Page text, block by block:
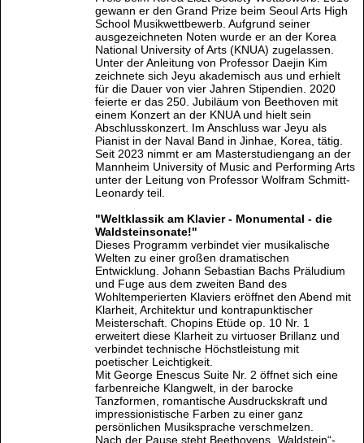
gewann er den Grand Prize beim Seoul Arts High
School Musikwettbewerb. Aufgrund seiner
ausgezeichneten Noten wurde er an der Korea
National University of Arts (KNUA) zugelassen.
Unter der Anleitung von Professor Daejin Kim
zeichnete sich Jeyu akademisch aus und erhielt
für die Dauer von vier Jahren Stipendien. 2020
feierte er das 250. Jubiläum von Beethoven mit
einem Konzert an der KNUA und hielt sein
Abschlusskonzert. Im Anschluss war Jeyu als
Pianist in der Naval Band in Jinhae, Korea, tätig.
Seit 2023 nimmt er am Masterstudiengang an der
Mannheim University of Music and Performing Arts
unter der Leitung von Professor Wolfram Schmitt-
Leonardy teil.
"Weltklassik am Klavier - Monumental - die
Waldsteinsonate!"
Dieses Programm verbindet vier musikalische
Welten zu einer großen dramatischen
Entwicklung. Johann Sebastian Bachs Präludium
und Fuge aus dem zweiten Band des
Wohltemperierten Klaviers eröffnet den Abend mit
Klarheit, Architektur und kontrapunktischer
Meisterschaft. Chopins Etüde op. 10 Nr. 1
erweitert diese Klarheit zu virtuoser Brillanz und
verbindet technische Höchstleistung mit
poetischer Leichtigkeit.
Mit George Enescus Suite Nr. 2 öffnet sich eine
farbenreiche Klangwelt, in der barocke
Tanzformen, romantische Ausdruckskraft und
impressionistische Farben zu einer ganz
persönlichen Musiksprache verschmelzen.
Nach der Pause steht Beethovens „Waldstein“-